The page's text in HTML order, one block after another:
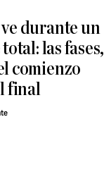
ve durante un
las fases,
comienzo
final